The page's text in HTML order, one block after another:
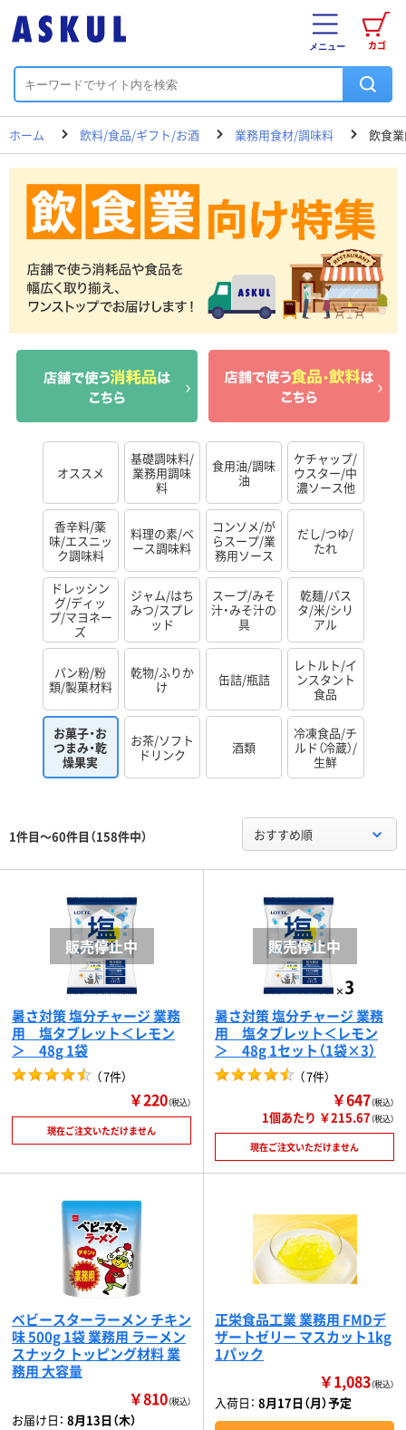
カゴ
メニュー
ホーム 飲料/食品/ギフト/お酒 業務用食材/調味料 飲食
オススメ
基礎調味料/
業務用調味
料
食用油/調味
油
ケチャップ/
ウスター/中
濃ソース他
香辛料/薬
味/エスニッ
ク調味料
料理の素/ベ
ース調味料
コンソメ/が
らスープ/業
務用ソース
だし/つゆ/
たれ
ドレッシン
グ/ディッ
プ/マヨネー
ズ
ジャム/はち
みつ/スプレ
ッド
スープ/みそ
汁・みそ汁の
具
乾麺/パス
タ/米/シリ
アル
パン粉/粉
類/製菓材料
乾物/ふりか
け
缶詰/瓶詰
レトルト/イ
ンスタント
食品
お菓子・お
つまみ・乾
燥果実
お茶/ソフト
ドリンク
酒類
冷凍食品/チ
ルド（冷蔵）/
生鮮
1件目～60件目（158件中） おすすめ順
暑さ対策 塩分チャージ 業務
用 塩タブレット＜レモン
＞ 48g 1袋
（7件）
￥220（税込）
現在ご注文いただけません
暑さ対策 塩分チャージ 業務
用 塩タブレット＜レモン
＞ 48g 1セット（1袋×3）
（7件）
￥647（税込）
1個あたり ￥215.67（税込）
現在ご注文いただけません
ベビースターラーメン チキン
味 500g 1袋 業務用 ラーメン
スナック トッピング材料 業
務用 大容量
￥810（税込）
お届け日： 8月13日（木）
正栄食品工業 業務用 FMDデ
ザートゼリー マスカット1kg
1パック
￥1,083（税込）
入荷日： 8月17日（月）予定